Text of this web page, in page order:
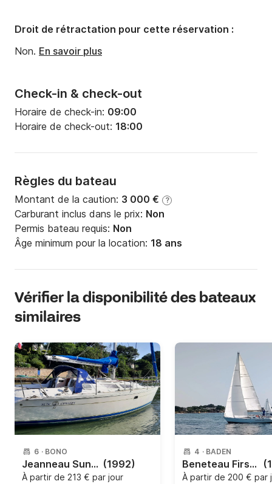
Tirant d'eau:0.92m
Puissance moteur:18cv
Check-in & check-out
Horaire de check-in: 09:00
Horaire de check-out: 18:00
Règles du bateau
Montant de la caution: 3 000 € ?
Carburant inclus dans le prix: Non
Permis bateau requis: Non
Âge minimum pour la location: 18 ans
Droit de rétractation pour cette réservation :
Non. En savoir plus
Vérifier la disponibilité des bateaux
similaires
6 · BONO
Jeanneau Sun Odyssey 31 (1992)
À partir de 213 € par jour
4 · BADEN
Beneteau First 325 GTE
À partir de 200 € par